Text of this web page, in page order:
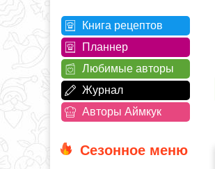
Книга рецептов
Планнер
Любимые авторы
Журнал
Авторы Аймкук
Сезонное меню